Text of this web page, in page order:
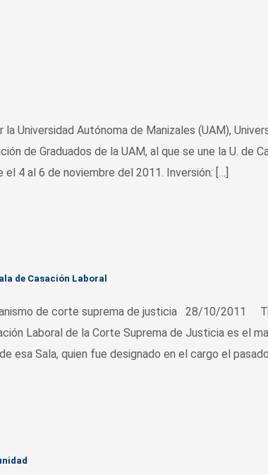
Universidad Autónoma de Manizales (UAM),
de Graduados de la UAM, al que se une la U. de
4 al 6 de noviembre del 2011. Inversión: […]
de Casación Laboral
de corte suprema de justicia 28/10/2011
Laboral de la Corte Suprema de Justicia es el
esa Sala, quien fue designado en el cargo el